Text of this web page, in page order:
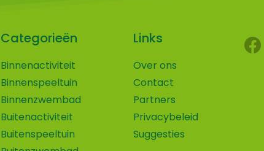
Categorieën
Binnenactiviteit
Binnenspeeltuin
Binnenzwembad
Buitenactiviteit
Buitenspeeltuin
Links
Over ons
Contact
Partners
Privacybeleid
Suggesties